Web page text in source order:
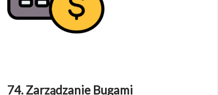
74. Zarządzanie Bugami